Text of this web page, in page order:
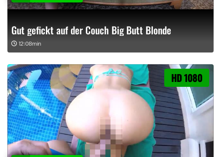
Gut gefickt auf der Couch Big Butt Blonde
12:08min
HD 1080